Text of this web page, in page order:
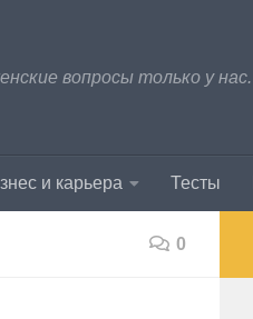
вопросы только у нас.
и карьера Тесты
0